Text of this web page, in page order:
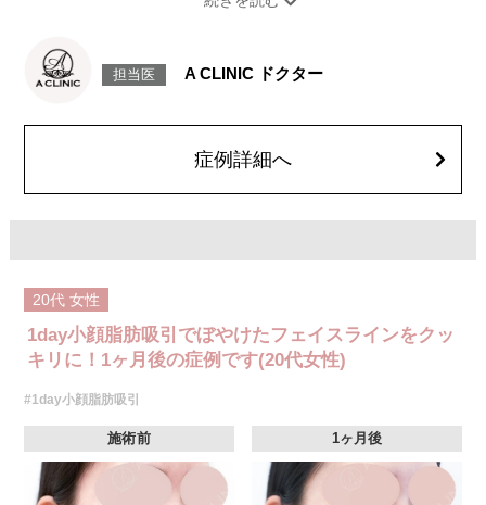
感などが術後一時的に生じることがございます。また、稀に貧血、細菌感
染症、左右差、施術箇所の知覚鈍麻、ぼこつき、硬結、瘢痕化、色素沈
顔の脂肪吸引箇所の追加 1ヶ所ごと+162,800円(税込)
オプション：笑気麻酔 3,300円(税込)
担当医 A CLINIC ドクター
症例詳細へ
20代 女性
1day小顔脂肪吸引でぼやけたフェイスラインをクッ
キリに！1ヶ月後の症例です(20代女性)
#1day小顔脂肪吸引
施術前 1ヶ月後